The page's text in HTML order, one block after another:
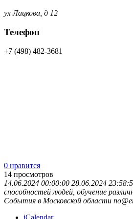
ул Лацкова, д 12
Телефон
+7 (498) 482-3681
0 нравится
14 просмотров
14.06.2024 00:00:00 28.06.2024
способностей людей, обучение
События в Московской области
iCalendar